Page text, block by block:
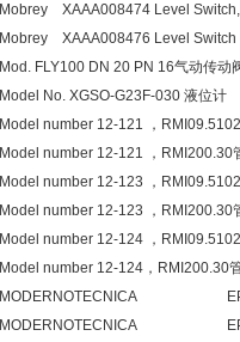
Mobrey XAAA008474 Level
Mobrey XAAA008476 Level Switch
Mod. FLY100 DN 20 PN 16气动传动
Model No. XGSO-G23F-030 液位计
Model number 12-121 ，
Model number 12-121 ，RMI200.30
Model number 12-123 ，
Model number 12-123 ，RMI200.30
Model number 12-124 ，
Model number 12-124，RMI200.30
MODERNOTECNICA
MODERNOTECNICA